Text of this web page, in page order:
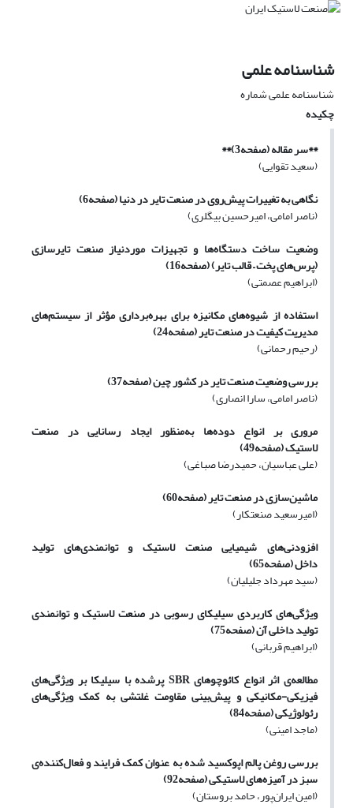
شناسنامه علمی
شناسنامه علمی شماره
چکیده
**سر مقاله (صفحه3)**
(سعید تقوایی)
نگاهی به تغییرات پیش‌روی در صنعت تایر در دنیا (صفحه6)
(ناصر امامی، امیرحسین بیگلری)
وضعیت ساخت دستگاه‌ها و تجهیزات موردنیاز صنعت تایرسازی
(پرس‌های پخت – قالب تایر) (صفحه16)
(ابراهیم عصمتی)
استفاده از شیوه‌های مکانیزه برای بهره‌برداری مؤثر از سیستم‌های
مدیریت کیفیت در صنعت تایر(صفحه24)
(رحیم رحمانی)
بررسی وضعیت صنعت تایر در کشور چین(صفحه37)
(ناصر امامی، سارا انصاری)
مروری بر انواع دوده‌ها به‌منظور ایجاد رسانایی در صنعت
لاستیک(صفحه49)
(علی عباسیان، حمیدرضا صباغی)
ماشین‌سازی در صنعت تایر(صفحه60)
(امیرسعید صنعتکار)
افزودنی‌های شیمیایی صنعت لاستیک و توانمندی‌های تولید
داخل(صفحه65)
(سید مهرداد جلیلیان)
ویژگی‌های کاربردی سیلیکای رسوبی در صنعت لاستیک و توانمندی
تولید داخلی آن(صفحه75)
(ابراهیم قربانی)
مطالعه‌ی اثر انواع کائوچوهای SBR پرشده با سیلیکا بر ویژگی‌های
فیزیکی-مکانیکی و پیش‌بینی مقاومت غلتشی به کمک ویژگی‌های
رئولوژیکی(صفحه84)
(ماجد امینی)
بررسی روغن پالم اپوکسید شده به عنوان کمک فرایند و فعال‌کننده‌ی
سبز در آمیزه‌های لاستیکی(صفحه92)
(امین ایران‌پور، حامد بروستان)